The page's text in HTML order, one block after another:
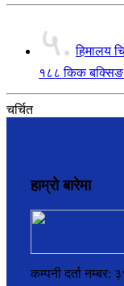
५. हिमालय
१८८ किक बक्सिङ
चर्चित
हाम्रो बारेमा
कम्पनी दर्ता